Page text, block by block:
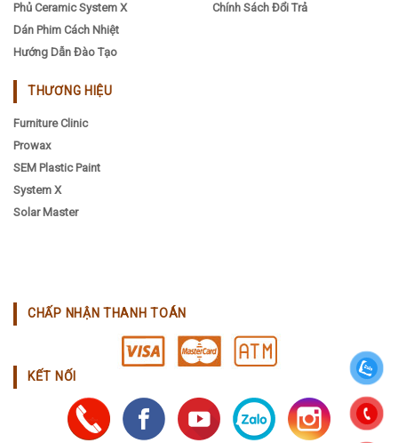
Phủ Ceramic System X
Dán Phim Cách Nhiệt
Hướng Dẫn Đào Tạo
Chính Sách Đổi Trả
THƯƠNG HIỆU
Furniture Clinic
Prowax
SEM Plastic Paint
System X
Solar Master
CHẤP NHẬN THANH TOÁN
KẾT NỐI